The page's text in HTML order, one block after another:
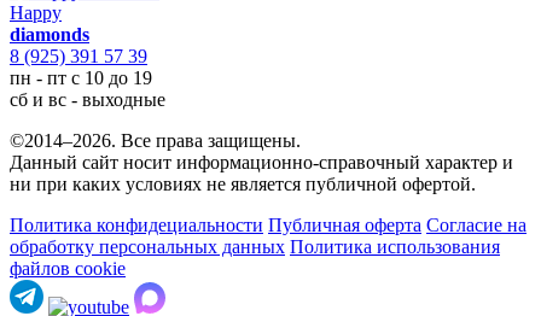
Happy
diamonds
8 (925) 391 57 39
пн - пт с 10 до 19
сб и вс - выходные
©2014–2026. Все права защищены.
Данный сайт носит информационно-справочный характер и
ни при каких условиях не является публичной офертой.
Политика конфидециальности Публичная оферта Согласие на
обработку персональных данных Политика использования
файлов cookie